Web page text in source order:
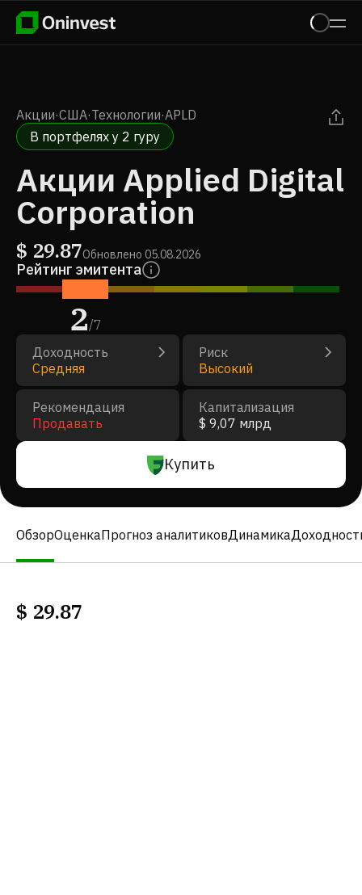
Акции·США·Технологии·APLD
В портфелях у 2 гуру
Акции Applied Digital
Corporation
$ 29.87Обновлено 05.08.2026
Рейтинг эмитента
2/7
Доходность
Средняя
Риск
Высокий
Рекомендация
Продавать
Капитализация
$ 9,07 млрд
Купить
ОбзорОценкаПрогноз аналитиковДинамика
$ 29.87